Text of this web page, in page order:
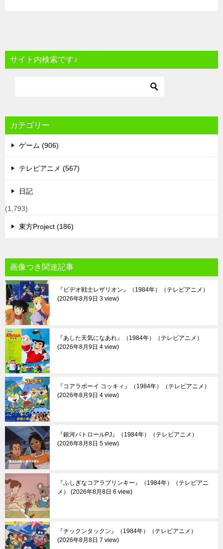
サイト内検索です♪
カテゴリー
ゲーム (906)
テレビアニメ (567)
日記
(1,793)
東方Project (186)
画像つき関連記事
『ビデオ戦士レザリオン』（1984年）（テレビアニメ）
2026年8月9日 3 view
『あした天気になあれ』（1984年）（テレビアニメ）
2026年8月9日 4 view
『コアラボーイ コッキィ』（1984年）（テレビアニメ）
2026年8月9日 4 view
『銀河パトロールPJ』（1984年）（テレビアニメ）
2026年8月8日 5 view
『ふしぎなコアラブリンキー』（1984年）（テレビアニ
メ）
2026年8月8日 6 view
『チックンタックン』（1984年）（テレビアニメ）
2026年8月8日 7 view